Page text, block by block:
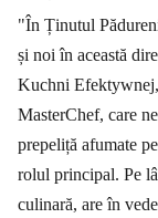
"În Ținutul
și noi în această
Kuchni Efektywnej,
MasterChef, care
prepeliță afumate
rolul principal. Pe
culinară, are în